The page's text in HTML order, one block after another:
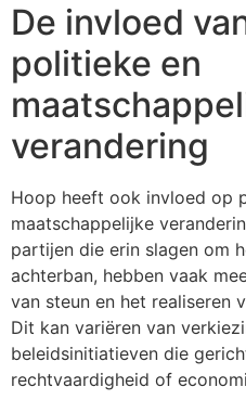
De invloed
politieke en
verandering
Hoop heeft ook invloed op
maatschappelijke
partijen die erin slagen om
achterban, hebben vaak
van steun en het realiseren
Dit kan variëren van
beleidsinitiatieven die
rechtvaardigheid of